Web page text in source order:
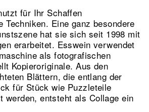
für Ihr Schaffen
Techniken. Eine ganz besondere
hat sie sich seit 1998 mit
erarbeitet. Esswein verwendet
als fotografischen
Kopieroriginale. Aus den
Blättern, die entlang der
für Stück wie Puzzleteile
werden, entsteht als Collage ein